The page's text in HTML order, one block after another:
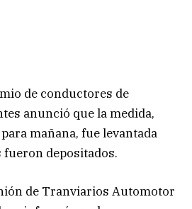
de conductores de
anunció que la medida,
mañana, fue levantada
depositados.
de Tranviarios Automotor